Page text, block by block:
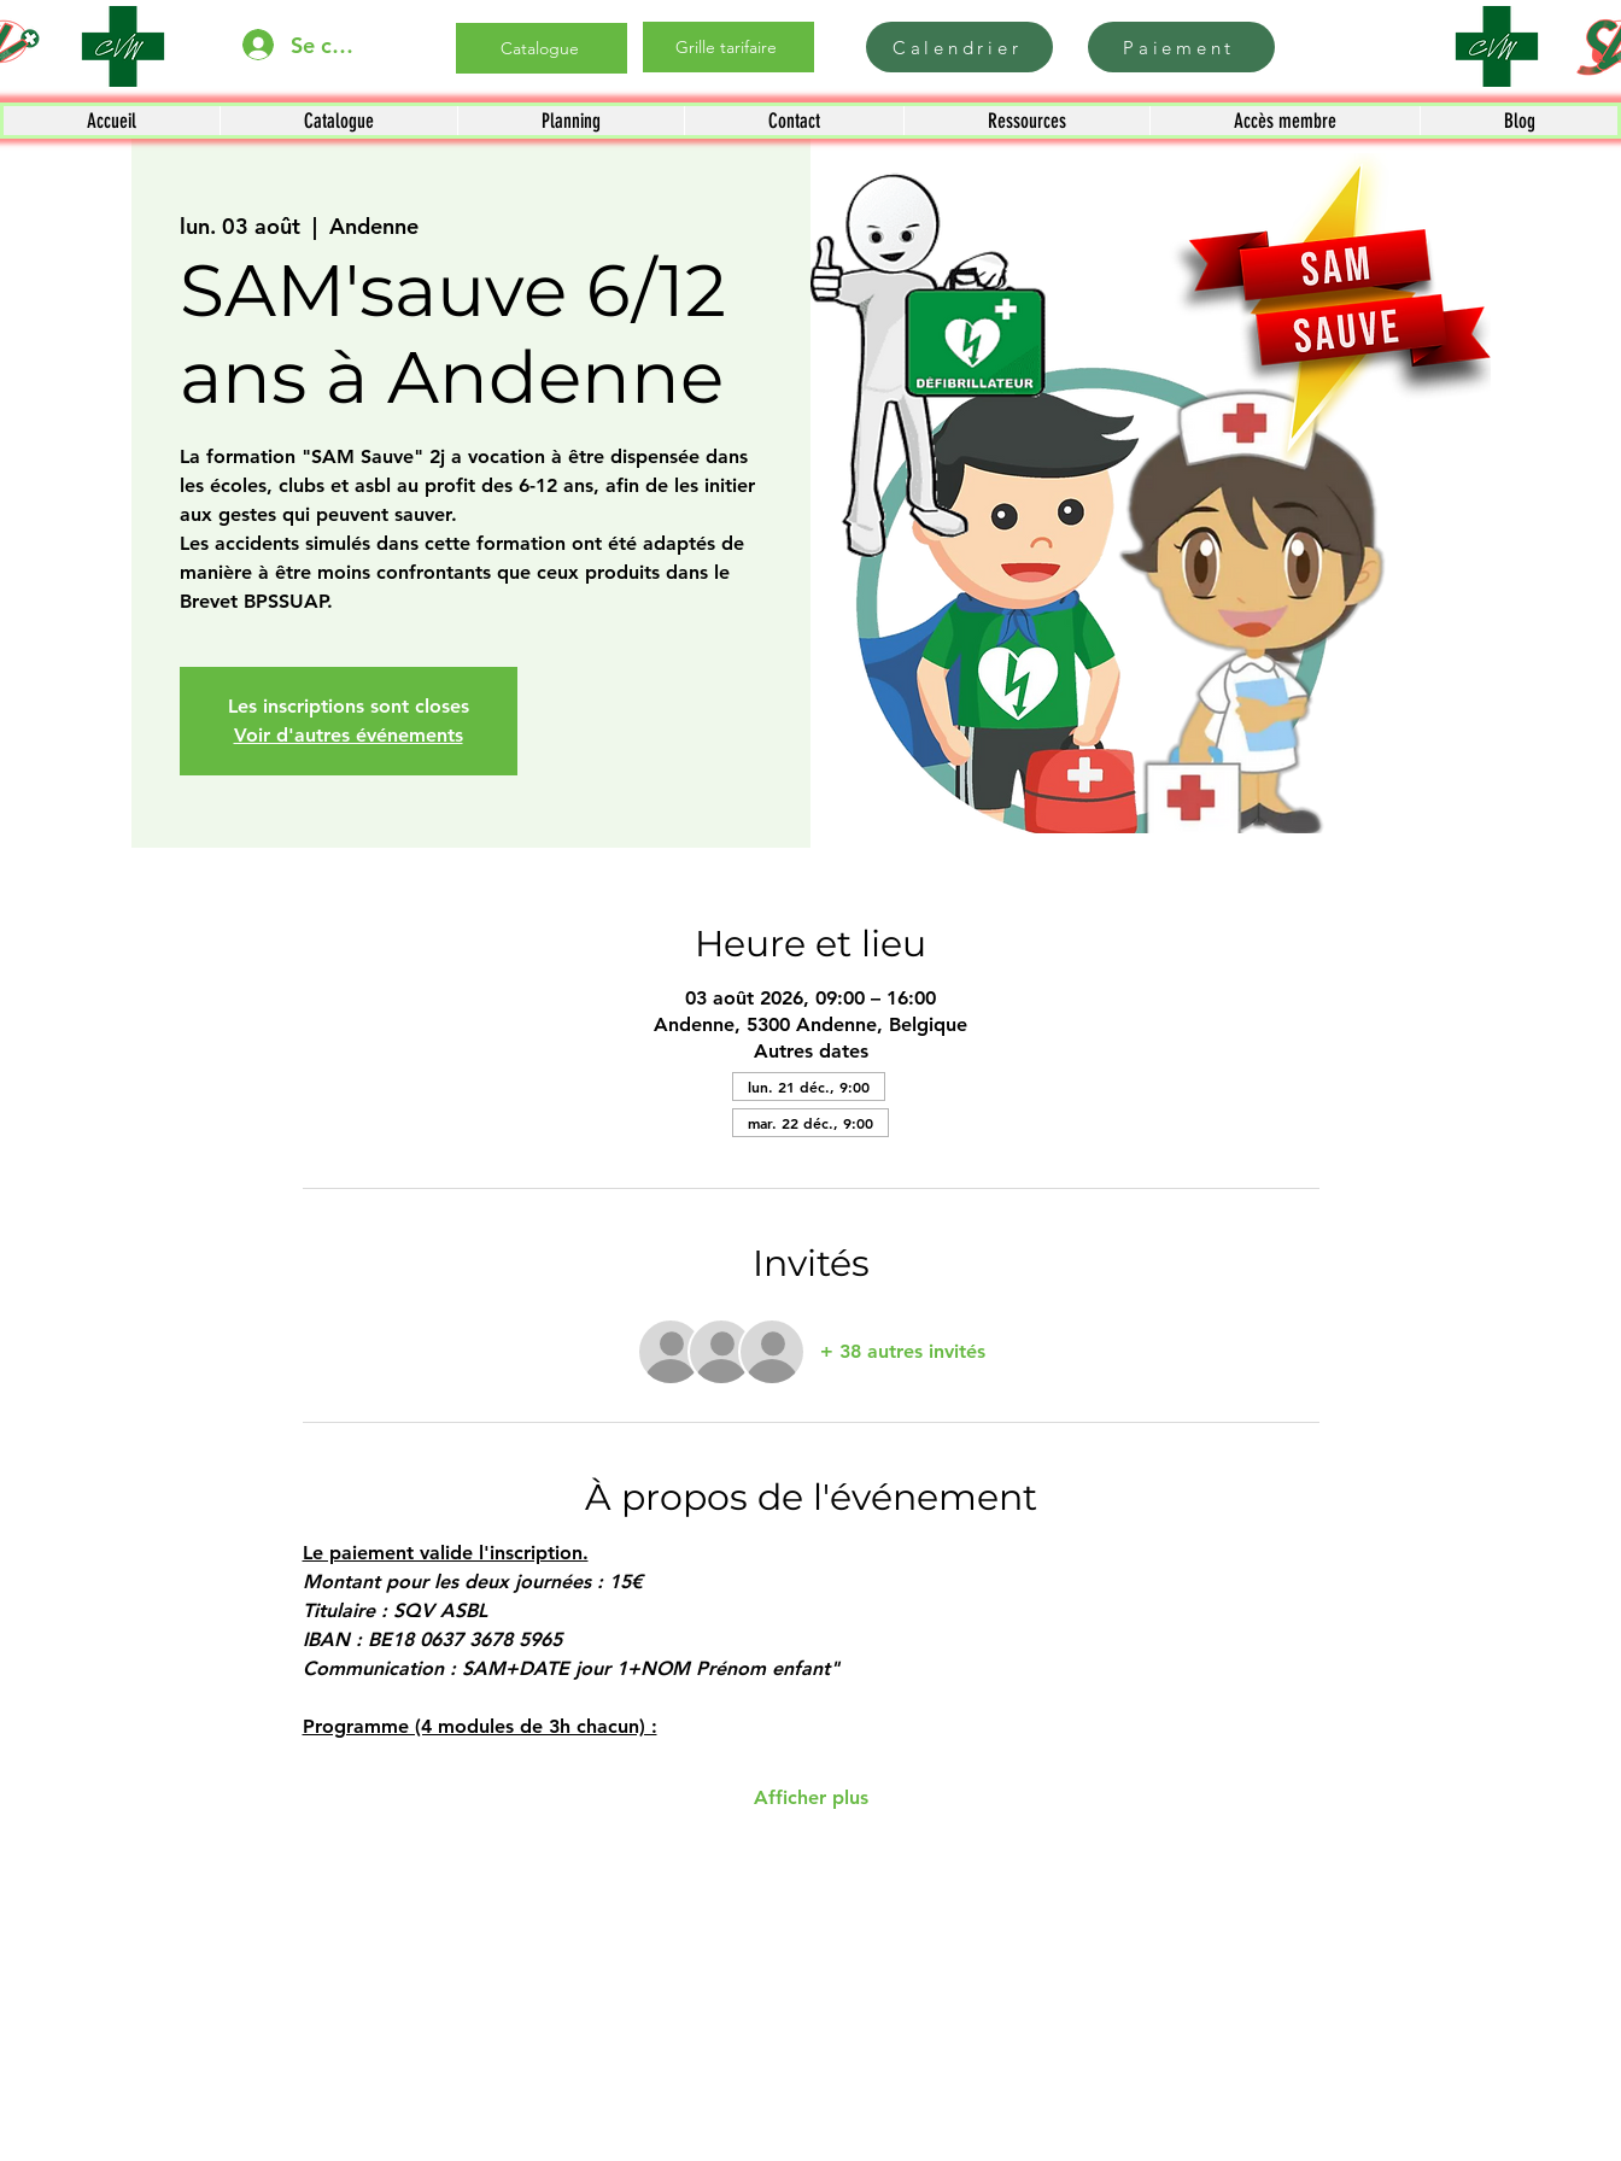
Se connecter Catalogue Grille tarifaire Calendrier Paiement
Accueil Catalogue Planning Contact Ressources Accès membre Blog
lun. 03 août
  |
Andenne
SAM'sauve 6/12
ans à Andenne
La formation "SAM Sauve" 2j a vocation à être dispensée dans
les écoles, clubs et asbl au profit des 6-12 ans, afin de les initier
aux gestes qui peuvent sauver.
Les accidents simulés dans cette formation ont été adaptés de
manière à être moins confrontants que ceux produits dans le
Brevet BPSSUAP.
Les inscriptions sont closes
Voir d'autres événements
Heure et lieu
03 août 2026, 09:00 – 16:00
Andenne, 5300 Andenne, Belgique
Autres dates
lun. 21 déc., 9:00
mar. 22 déc., 9:00
Invités
+ 38 autres invités
À propos de l'événement
Le paiement valide l'inscription.
Montant pour les deux journées : 15€
Titulaire : SQV ASBL
IBAN : BE18 0637 3678 5965
Communication : SAM+DATE jour 1+NOM Prénom enfant"
Programme (4 modules de 3h chacun) :
Afficher plus